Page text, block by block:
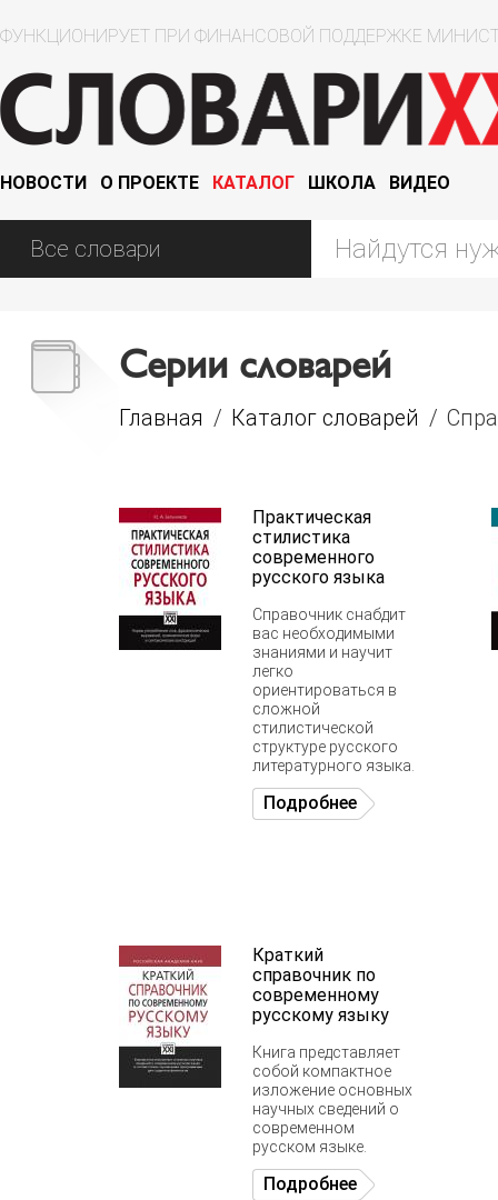
ФУНКЦИОНИРУЕТ ПРИ ФИНАНСОВОЙ ПОДДЕРЖКЕ
НОВОСТИ О ПРОЕКТЕ КАТАЛОГ ШКОЛА ВИДЕО
Серии словарей
Главная / Каталог словарей /
Практическая
стилистика
современного
русского языка
Справочник снабдит
вас необходимыми
знаниями и научит
легко
ориентироваться в
сложной
стилистической
структуре русского
литературного языка.
Подробнее
Краткий
справочник по
современному
русскому языку
Книга представляет
собой компактное
изложение основных
научных сведений о
современном
русском языке.
Подробнее